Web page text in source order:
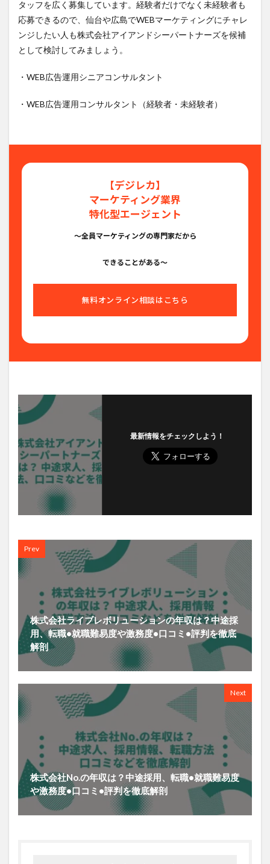
タッフを広く募集しています。経験者だけでなく未経験者も
応募できるので、仙台や広島でWEBマーケティングにチャレ
ンジしたい人も株式会社アイアンドシーパートナーズを候補
として検討してみましょう。
・WEB広告運用シニアコンサルタント
・WEB広告運用コンサルタント（経験者・未経験者）
【デジレカ】
マーケティング業界
特化型エージェント
〜全員マーケティングの専門家だから
できることがある〜
無料オンライン相談はこちら
最新情報をチェックしよう！
Prev
株式会社ライブレボリューションの年収は？中途採
用、転職•就職難易度や激務度•口コミ•評判を徹底
解剖
Next
株式会社No.の年収は？中途採用、転職•就職難易度
や激務度•口コミ•評判を徹底解剖